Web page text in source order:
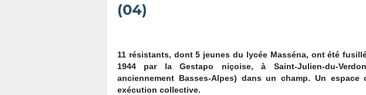
(04)
11 résistants, dont 5 jeunes du lycée Masséna, ont été
1944 par la Gestapo niçoise, à Saint-Julien-du-Verdon
anciennement Basses-Alpes) dans un champ. Un espace
exécution collective.